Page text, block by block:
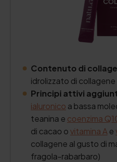
Contenuto di
idrolizzato di collagene
Principi attivi
ialuronico a bassa
teanina e coenzima
di cacao ovitamina Ae
collagene al gusto di
fragola-rabarbaro)